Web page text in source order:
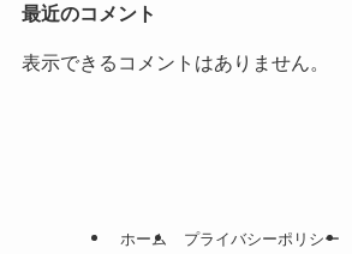
最近のコメント
表示できるコメントはありません。
ホーム プライバシーポリシー